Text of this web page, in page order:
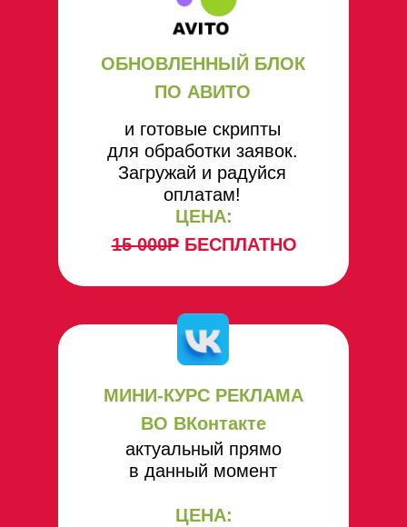
актуальный прямо
в данный момент
МИНИ-КУРС РЕКЛАМА
ВО ВКонтакте
и готовые скрипты
для обработки заявок.
Загружай и радуйся
оплатам!
ОБНОВЛЕННЫЙ БЛОК
ПО АВИТО
ЦЕНА:
15 000РБЕСПЛАТНО
ЦЕНА: